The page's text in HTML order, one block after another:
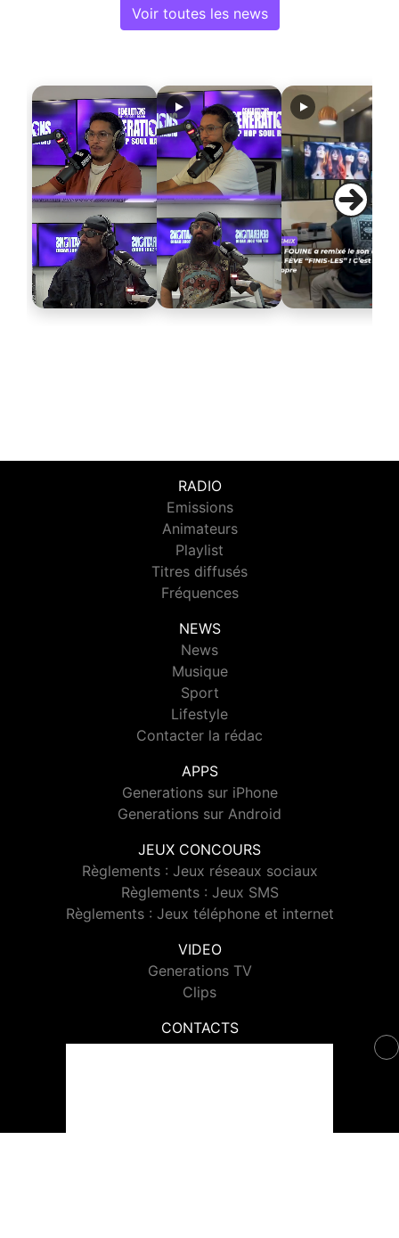
Voir toutes les news
RADIO
Emissions
Animateurs
Playlist
Titres diffusés
Fréquences
NEWS
News
Musique
Sport
Lifestyle
Contacter la rédac
APPS
Generations sur iPhone
Generations sur Android
JEUX CONCOURS
Règlements : Jeux réseaux sociaux
Règlements : Jeux SMS
Règlements : Jeux téléphone et internet
VIDEO
Generations TV
Clips
CONTACTS
Contacter Generations